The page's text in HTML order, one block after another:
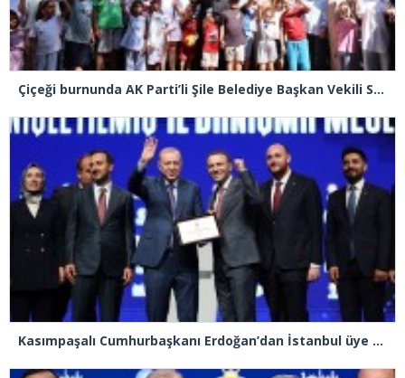
Çiçeği burnunda AK Parti’li Şile Belediye Başkan Vekili Sacit Terzi, teşkilatlarla piknikte buluştu
Kasımpaşalı Cumhurbaşkanı Erdoğan’dan İstanbul üye birincisi Beyoğlu İlçe Başkanı Kasım Fırat’a plaket